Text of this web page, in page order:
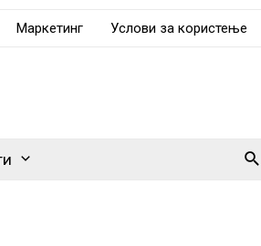
Маркетинг Услови за користење